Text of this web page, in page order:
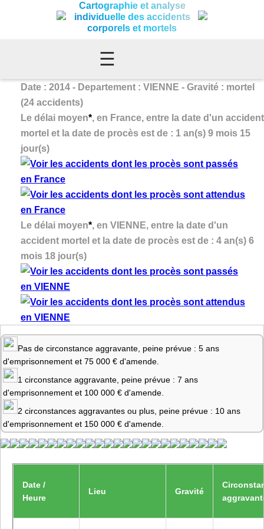
Cartographie et analyse
individuelle des accidents
corporels et mortels
☰
Date : 2014 - Departement : VIENNE - Gravité : mortel
(24 accidents)
Le délai moyen*, en France, entre la date d'un accident
mortel et la date de procès est de : 1 an(s) 9 mois 15
jour(s)
Le délai moyen*, en VIENNE, entre la date d'un
accident mortel et la date de procès est de : 4 an(s) 6
mois 18 jour(s)
Pas de circonstance aggravante, peine prévue : 5 ans
d'emprisonnement et 75 000 € d'amende.
1 circonstance aggravante, peine prévue : 7 ans
d'emprisonnement et 100 000 € d'amende.
2 circonstances aggravantes ou plus, peine prévue : 10 ans
d'emprisonnement et 150 000 € d'amende.
Date /
Heure
Lieu Gravité